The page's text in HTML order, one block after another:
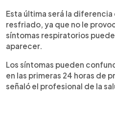
Esta última será la
resfriado, ya que no le
síntomas respiratorios
aparecer.
Los síntomas pueden
en las primeras 24 horas de
señaló el profesional de la